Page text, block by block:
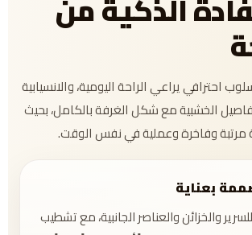
احترافي يراعي الراحة اليومية، والانسيابية
الخشبية مع شكل الغرفة بالكامل، بحيث
وفاخرة وعملية في نفس الوقت.
بعناية
والخزائن والعناصر الجانبية، مع تشطيب